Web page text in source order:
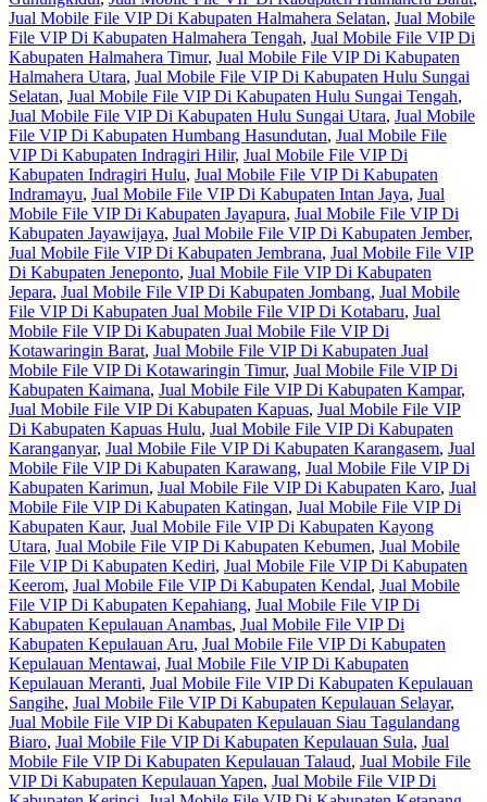
Jual Mobile File VIP Di Kabupaten Halmahera Selatan, Jual Mobile
File VIP Di Kabupaten Halmahera Tengah, Jual Mobile File VIP Di
Kabupaten Halmahera Timur, Jual Mobile File VIP Di Kabupaten
Halmahera Utara, Jual Mobile File VIP Di Kabupaten Hulu Sungai
Selatan, Jual Mobile File VIP Di Kabupaten Hulu Sungai Tengah,
Jual Mobile File VIP Di Kabupaten Hulu Sungai Utara, Jual Mobile
File VIP Di Kabupaten Humbang Hasundutan, Jual Mobile File
VIP Di Kabupaten Indragiri Hilir, Jual Mobile File VIP Di
Kabupaten Indragiri Hulu, Jual Mobile File VIP Di Kabupaten
Indramayu, Jual Mobile File VIP Di Kabupaten Intan Jaya, Jual
Mobile File VIP Di Kabupaten Jayapura, Jual Mobile File VIP Di
Kabupaten Jayawijaya, Jual Mobile File VIP Di Kabupaten Jember,
Jual Mobile File VIP Di Kabupaten Jembrana, Jual Mobile File VIP
Di Kabupaten Jeneponto, Jual Mobile File VIP Di Kabupaten
Jepara, Jual Mobile File VIP Di Kabupaten Jombang, Jual Mobile
File VIP Di Kabupaten Jual Mobile File VIP Di Kotabaru, Jual
Mobile File VIP Di Kabupaten Jual Mobile File VIP Di
Kotawaringin Barat, Jual Mobile File VIP Di Kabupaten Jual
Mobile File VIP Di Kotawaringin Timur, Jual Mobile File VIP Di
Kabupaten Kaimana, Jual Mobile File VIP Di Kabupaten Kampar,
Jual Mobile File VIP Di Kabupaten Kapuas, Jual Mobile File VIP
Di Kabupaten Kapuas Hulu, Jual Mobile File VIP Di Kabupaten
Karanganyar, Jual Mobile File VIP Di Kabupaten Karangasem, Jual
Mobile File VIP Di Kabupaten Karawang, Jual Mobile File VIP Di
Kabupaten Karimun, Jual Mobile File VIP Di Kabupaten Karo, Jual
Mobile File VIP Di Kabupaten Katingan, Jual Mobile File VIP Di
Kabupaten Kaur, Jual Mobile File VIP Di Kabupaten Kayong
Utara, Jual Mobile File VIP Di Kabupaten Kebumen, Jual Mobile
File VIP Di Kabupaten Kediri, Jual Mobile File VIP Di Kabupaten
Keerom, Jual Mobile File VIP Di Kabupaten Kendal, Jual Mobile
File VIP Di Kabupaten Kepahiang, Jual Mobile File VIP Di
Kabupaten Kepulauan Anambas, Jual Mobile File VIP Di
Kabupaten Kepulauan Aru, Jual Mobile File VIP Di Kabupaten
Kepulauan Mentawai, Jual Mobile File VIP Di Kabupaten
Kepulauan Meranti, Jual Mobile File VIP Di Kabupaten Kepulauan
Sangihe, Jual Mobile File VIP Di Kabupaten Kepulauan Selayar,
Jual Mobile File VIP Di Kabupaten Kepulauan Siau Tagulandang
Biaro, Jual Mobile File VIP Di Kabupaten Kepulauan Sula, Jual
Mobile File VIP Di Kabupaten Kepulauan Talaud, Jual Mobile File
VIP Di Kabupaten Kepulauan Yapen, Jual Mobile File VIP Di